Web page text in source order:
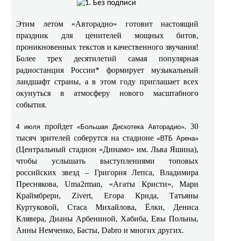
Этим летом «Авторадио» готовит настоящий
праздник для ценителей мощных битов,
проникновенных текстов и качественного звучания!
Более трех десятилетий самая популярная
радиостанция России* формирует музыкальный
ландшафт страны, а в этом году приглашает всех
окунуться в атмосферу нового масштабного
события.
4 июля пройдет«Большая Дискотека Авторадио». 30
тысяч зрителей соберутся на стадионе«ВТБ Арена»
(Центральный стадион «Динамо» им. Льва Яшина),
чтобы услышать выступлениями топовых
российских звезд – Григория Лепса, Владимира
Преснякова, Uma2rman, «Агаты Кристи», Мари
Краймбрери, Zivert, Егора Крида, Татьяны
Куртуковой, Стаса Михайлова, Ёлки, Дениса
Клявера, Дианы Арбениной, Хабиба, Евы Польны,
Анны Немченко, Басты, Dabro и многих других.